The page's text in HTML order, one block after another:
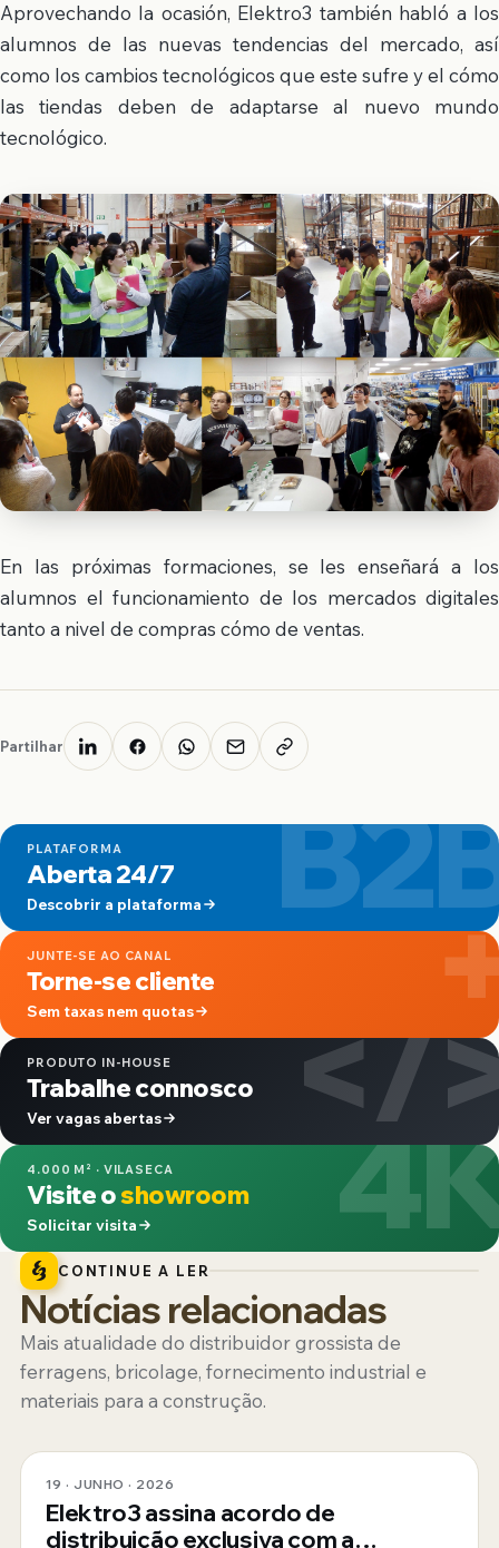
Aprovechando la ocasión, Elektro3 también habló a los
alumnos de las nuevas tendencias del mercado, así
como los cambios tecnológicos que este sufre y el cómo
las tiendas deben de adaptarse al nuevo mundo
tecnológico.
En las próximas formaciones, se les enseñará a los
alumnos el funcionamiento de los mercados digitales
tanto a nivel de compras cómo de ventas.
Partilhar
PLATAFORMA
Aberta 24/7
Descobrir a plataforma
JUNTE-SE AO CANAL
Torne-se cliente
Sem taxas nem quotas </
PRODUTO IN-HOUSE
Trabalhe connosco
Ver vagas abertas
4.000 M² · VILASECA
Visite oshowroom
Solicitar visita
CONTINUE A LER
Notícias relacionadas
Mais atualidade do distribuidor grossista de
ferragens, bricolage, fornecimento industrial e
materiais para a construção.
19 · JUNHO · 2026
Elektro3 assina acordo de
distribuição exclusiva com a